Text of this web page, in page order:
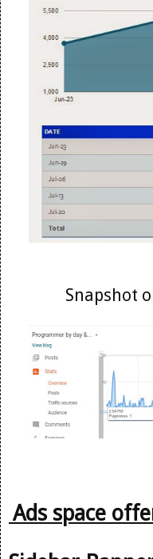
Snapshot
Ads space